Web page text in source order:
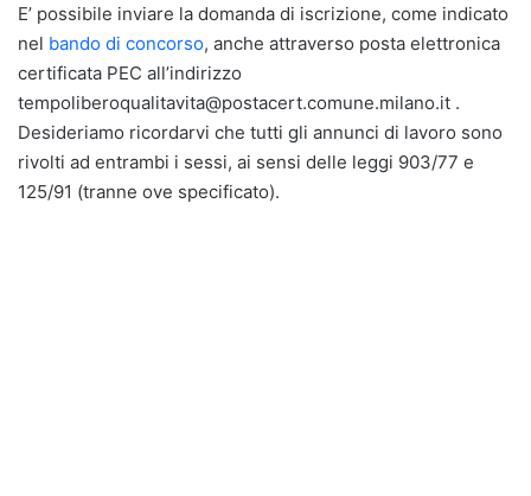
E’ possibile inviare la domanda di iscrizione, come indicato
nel bando di concorso, anche attraverso posta elettronica
certificata PEC all’indirizzo
tempoliberoqualitavita@postacert.comune.milano.it .
Desideriamo ricordarvi che tutti gli annunci di lavoro sono
rivolti ad entrambi i sessi, ai sensi delle leggi 903/77 e
125/91 (tranne ove specificato).